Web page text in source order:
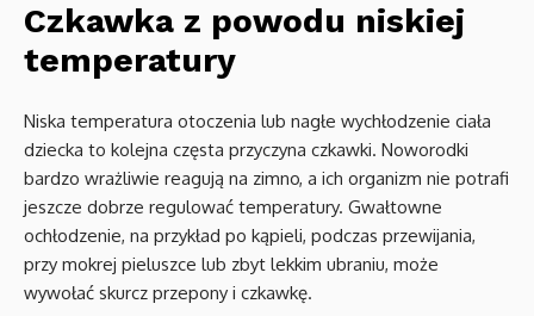
Czkawka z powodu niskiej
temperatury
Niska temperatura otoczenia lub nagłe wychłodzenie ciała
dziecka to kolejna częsta przyczyna czkawki. Noworodki
bardzo wrażliwie reagują na zimno, a ich organizm nie potrafi
jeszcze dobrze regulować temperatury. Gwałtowne
ochłodzenie, na przykład po kąpieli, podczas przewijania,
przy mokrej pieluszce lub zbyt lekkim ubraniu, może
wywołać skurcz przepony i czkawkę.